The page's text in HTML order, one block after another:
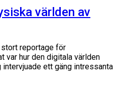
världen av
reportage för
var hur den digitala världen
ett gäng intressanta